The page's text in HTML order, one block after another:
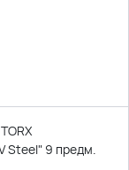
Steel" 9 предм.